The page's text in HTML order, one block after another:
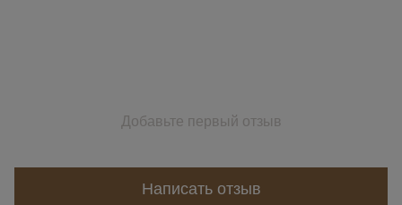
Добавьте первый отзыв
Написать отзыв